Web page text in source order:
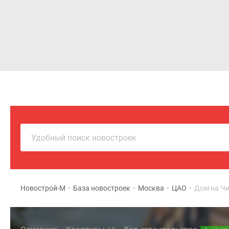
Удобный поиск новостроек
Новострой-М • База новостроек • Москва • ЦАО • Дом на